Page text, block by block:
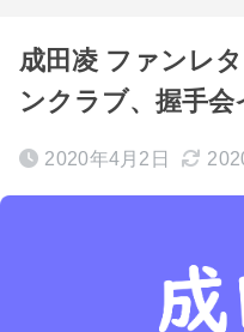
成田凌 ファンレ
ンクラブ、握手会
2020年4月2日